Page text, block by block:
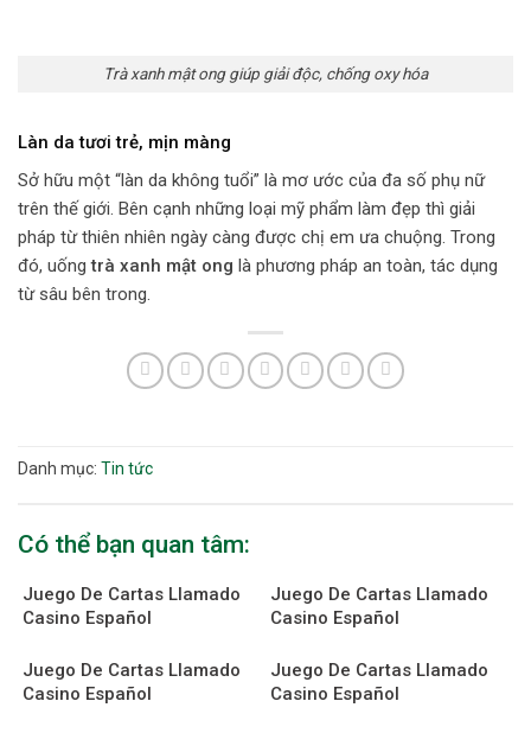
Trà xanh mật ong giúp giải độc, chống oxy hóa
Làn da tươi trẻ, mịn màng
Sở hữu một “làn da không tuổi” là mơ ước của đa số phụ nữ
trên thế giới. Bên cạnh những loại mỹ phẩm làm đẹp thì giải
pháp từ thiên nhiên ngày càng được chị em ưa chuộng. Trong
đó, uốngtrà xanh mật ong là phương pháp an toàn, tác dụng
từ sâu bên trong.
Danh mục: Tin tức
Có thể bạn quan tâm:
Juego De Cartas Llamado
Casino Español
Juego De Cartas Llamado
Casino Español
Juego De Cartas Llamado
Casino Español
Juego De Cartas Llamado
Casino Español